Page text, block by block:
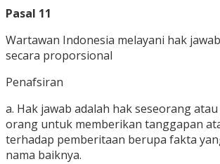
Pasal 11
Wartawan Indonesia melayani hak
secara proporsional
Penafsiran
a. Hak jawab adalah hak seseorang
orang untuk memberikan tanggapan
terhadap pemberitaan berupa fakta
nama baiknya.